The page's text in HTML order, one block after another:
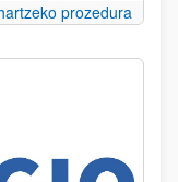
prozedura